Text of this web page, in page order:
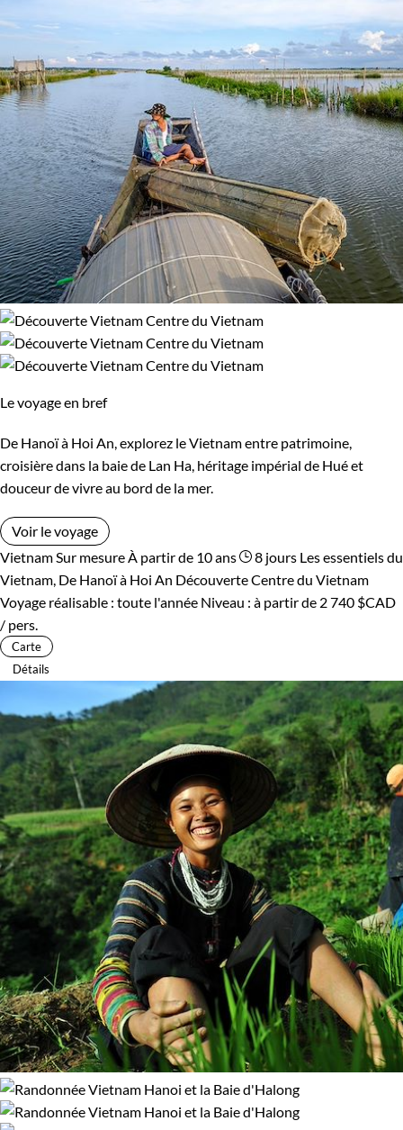
Le voyage en bref
De Hanoï à Hoi An, explorez le Vietnam entre patrimoine,
croisière dans la baie de Lan Ha, héritage impérial de Hué et
douceur de vivre au bord de la mer.
Voir le voyage
Vietnam Sur mesure À partir de 10 ans 8 jours Les essentiels du
Vietnam, De Hanoï à Hoi An Découverte Centre du Vietnam
Voyage réalisable : toute l'année Niveau : à partir de 2 740 $CAD
/ pers.
Carte
Détails